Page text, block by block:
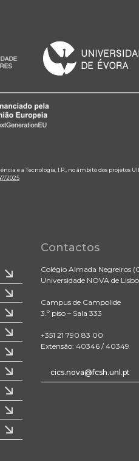
e a Tecnologia, I.P., no âmbito dos projetos
2025
Contactos
Colégio Almada Negreiros
Universidade NOVA de
Campus de Campolide
3.º piso – Sala 333
+351 21 790 83 00
Extensão: 40346 / 40349
cics.nova@fcsh.unl.pt